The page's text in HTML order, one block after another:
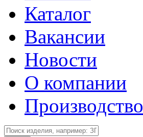
Каталог
Вакансии
Новости
О компании
Производство